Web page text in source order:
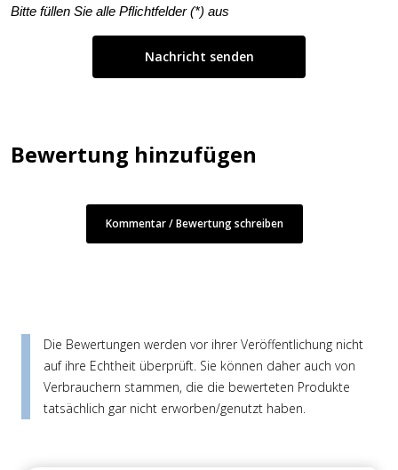
Bitte füllen Sie alle Pflichtfelder (*) aus
Bewertung hinzufügen
Kommentar / Bewertung schreiben
Die Bewertungen werden vor ihrer Veröffentlichung nicht
auf ihre Echtheit überprüft. Sie können daher auch von
Verbrauchern stammen, die die bewerteten Produkte
tatsächlich gar nicht erworben/genutzt haben.